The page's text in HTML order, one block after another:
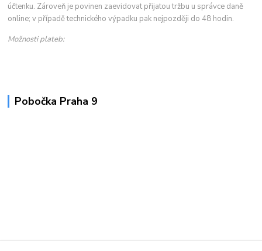
účtenku. Zároveň je povinen zaevidovat přijatou tržbu u správce daně
online; v případě technického výpadku pak nejpozději do 48 hodin.
Možnosti plateb:
Pobočka Praha 9